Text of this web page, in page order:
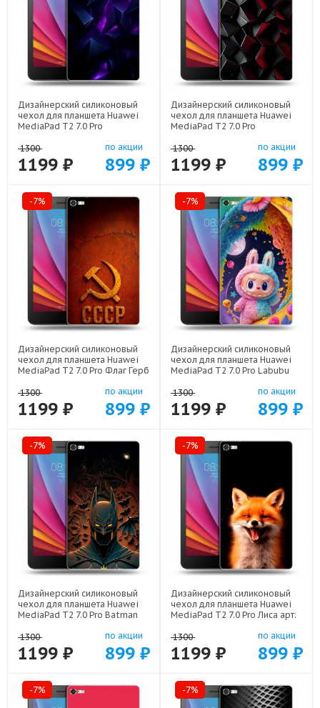
Дизайнерский силиконовый
чехол для планшета Huawei
MediaPad T2 7.0 Pro
1300
1199 ₽
по акции
899 ₽
Дизайнерский силиконовый
чехол для планшета Huawei
MediaPad T2 7.0 Pro
1300
1199 ₽
по акции
899 ₽
-7%
Дизайнерский силиконовый
чехол для планшета Huawei
MediaPad T2 7.0 Pro Флаг Герб
1300
1199 ₽
по акции
899 ₽
-7%
Дизайнерский силиконовый
чехол для планшета Huawei
MediaPad T2 7.0 Pro Labubu
1300
1199 ₽
по акции
899 ₽
-7%
Дизайнерский силиконовый
чехол для планшета Huawei
MediaPad T2 7.0 Pro Batman
1300
1199 ₽
по акции
899 ₽
-7%
Дизайнерский силиконовый
чехол для планшета Huawei
MediaPad T2 7.0 Pro Лиса арт:
1300
1199 ₽
по акции
899 ₽
-7% -7%